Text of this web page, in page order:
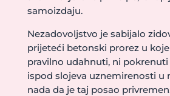
samoizdaju.
Nezadovoljstvo je sabijalo
prijeteći betonski prorez u
pravilno udahnuti, ni
ispod slojeva uznemirenosti u
nada da je taj posao